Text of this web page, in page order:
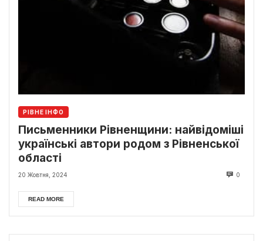
РІВНЕ ІНФО
Письменники Рівненщини: найвідоміші
українські автори родом з Рівненської
області
20 Жовтня, 2024 0
READ MORE